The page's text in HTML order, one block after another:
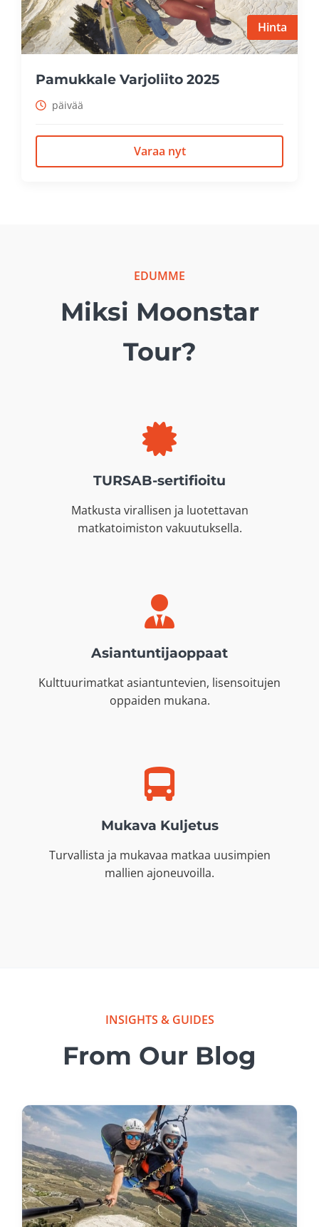
Hinta
Pamukkale Varjoliito 2025
päivää
Varaa nyt
EDUMME
Miksi Moonstar
Tour?
TURSAB-sertifioitu
Matkusta virallisen ja luotettavan
matkatoimiston vakuutuksella.
Asiantuntijaoppaat
Kulttuurimatkat asiantuntevien, lisensoitujen
oppaiden mukana.
Mukava Kuljetus
Turvallista ja mukavaa matkaa uusimpien
mallien ajoneuvoilla.
INSIGHTS & GUIDES
From Our Blog